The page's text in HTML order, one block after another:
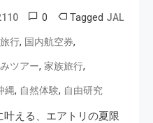
0 Tagged JAL
行, 国内航空券,
ツアー, 家族旅行,
縄, 自然体験, 自由研究
える、エアトリの夏限